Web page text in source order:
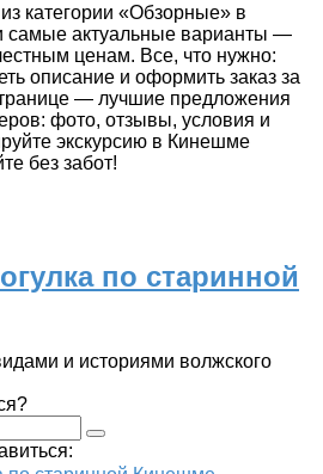
категории «Обзорные» в
актуальные варианты —
ценам. Все, что нужно:
описание и оформить заказ за
— лучшие предложения
фото, отзывы, условия и
экскурсию в Кинешме
без забот!
по старинной
и историями волжского